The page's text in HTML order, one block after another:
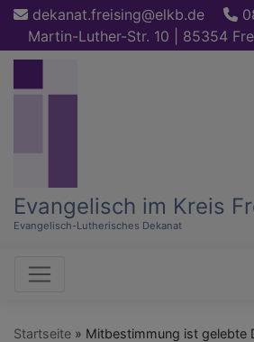
Direkt
Inhalt
dekanat.freising@elkb.de
Martin-Luther-Str. 10 | 85354
Evangelisch im Kreis
Evangelisch-Lutherisches Dekanat
Hauptnavigation
Startseite
Mitbestimmung ist gelebte